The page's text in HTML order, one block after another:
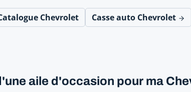
Chevrolet Casse auto Chevrolet
aile d'occasion pour ma